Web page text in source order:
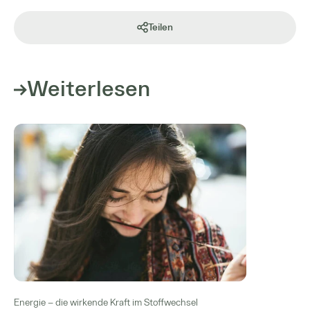
Teilen
Weiterlesen
Energie – die wirkende Kraft im Stoffwechsel